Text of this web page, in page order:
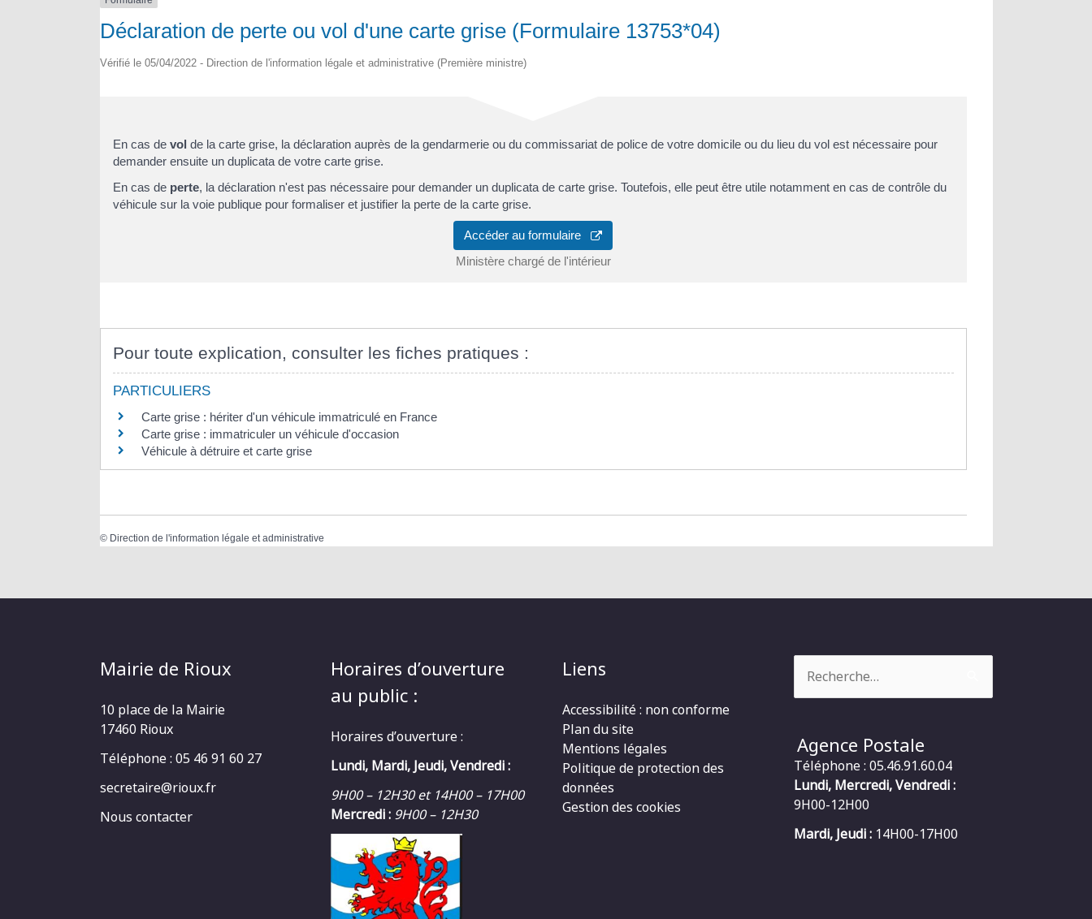
Déclaration de perte ou vol d'une carte grise (Formulaire 13753*04)
Vérifié le 05/04/2022 - Direction de l'information légale et administrative (Première ministre)
En cas de vol de la carte grise, la déclaration auprès de la gendarmerie ou du commissariat de police de votre domicile ou du lieu du vol est nécessaire pour
demander ensuite un duplicata de votre carte grise.
En cas de perte, la déclaration n'est pas nécessaire pour demander un duplicata de carte grise. Toutefois, elle peut être utile notamment en cas de contrôle du
véhicule sur la voie publique pour formaliser et justifier la perte de la carte grise.
Accéder au formulaire
Ministère chargé de l'intérieur
Pour toute explication, consulter les fiches pratiques :
PARTICULIERS
Carte grise : hériter d'un véhicule immatriculé en France
Carte grise : immatriculer un véhicule d'occasion
Véhicule à détruire et carte grise
© Direction de l'information légale et administrative
Mairie de Rioux
10 place de la Mairie
17460 Rioux
Téléphone : 05 46 91 60 27
secretaire@rioux.fr
Nous contacter
Horaires d’ouverture
au public :
Horaires d’ouverture :
Lundi, Mardi, Jeudi, Vendredi :
9H00 – 12H30 et 14H00 – 17H00
Mercredi : 9H00 – 12H30
Liens
Accessibilité : non conforme
Plan du site
Mentions légales
Politique de protection des
données
Gestion des cookies
Agence Postale
Téléphone : 05.46.91.60.04
Lundi, Mercredi, Vendredi :
9H00-12H00
Mardi, Jeudi : 14H00-17H00